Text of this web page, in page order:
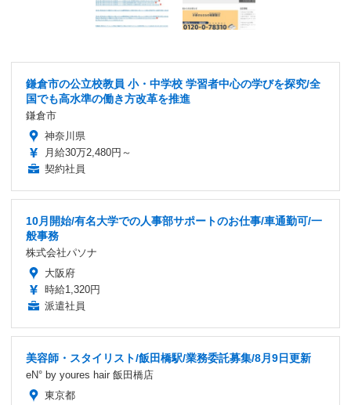
鎌倉市の公立校教員 小・中学校 学習者中心の学びを探究/全
国でも高水準の働き方改革を推進
鎌倉市
神奈川県
月給30万2,480円～
契約社員
10月開始/有名大学での人事部サポートのお仕事/車通勤可/一
般事務
株式会社パソナ
大阪府
時給1,320円
派遣社員
美容師・スタイリスト/飯田橋駅/業務委託募集/8月9日更新
eN° by youres hair 飯田橋店
東京都